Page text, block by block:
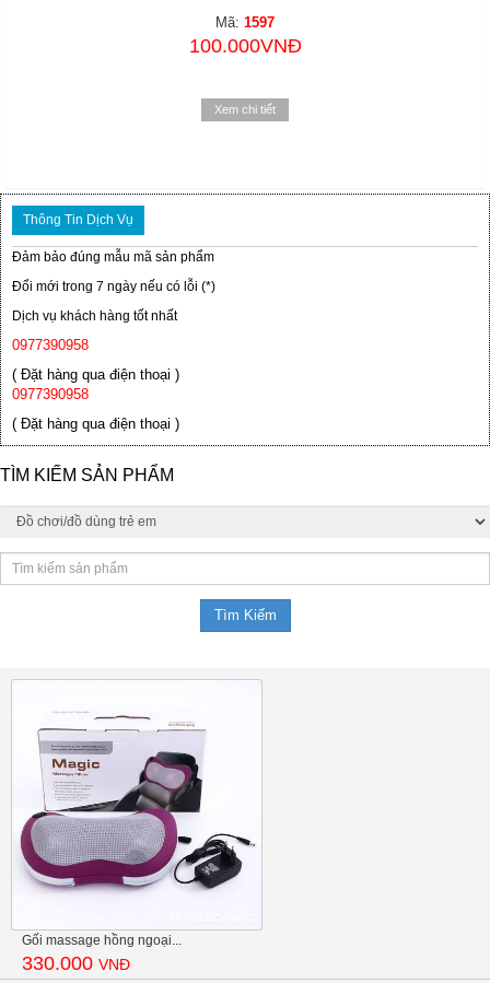
Mã: 1597
100.000VNĐ
Xem chi tiết
Thông Tin Dịch Vụ
Đảm bảo đúng mẫu mã sản phẩm
Đổi mới trong 7 ngày nếu có lỗi (*)
Dịch vụ khách hàng tốt nhất
0977390958
( Đặt hàng qua điện thoại )
0977390958
( Đặt hàng qua điện thoại )
TÌM KIẾM SẢN PHẨM
Gối massage hồng ngoại...
330.000 VNĐ